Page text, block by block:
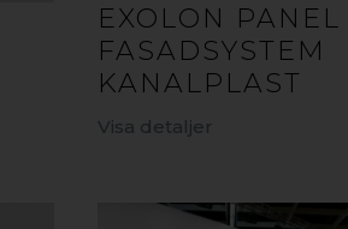
EXOLON PANEL
FASADSYSTEM
KANALPLAST
Visa detaljer